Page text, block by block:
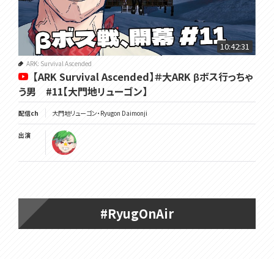
10:42:31
ARK: Survival Ascended
【ARK Survival Ascended】＃大ARK βボス行っちゃ
う男 #11【大門地リューゴン】
配信ch 大門地リューゴン・Ryugon Daimonji
出演
#RyugOnAir